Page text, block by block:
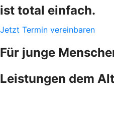
ist total einfach.
Jetzt Termin vereinbaren
Für junge
Leistungen dem